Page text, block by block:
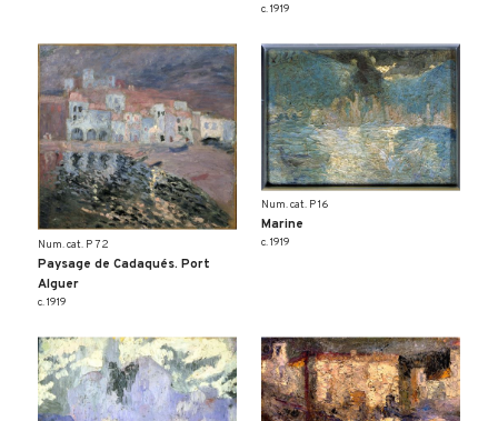
c. 1919
Num. cat. P 72
Paysage de Cadaqués. Port
Alguer
c. 1919
Num. cat. P 16
Marine
c. 1919